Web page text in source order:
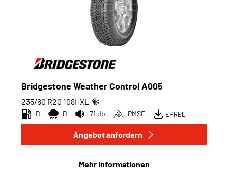
Bridgestone Weather Control A005
235/60 R20 108HXL
B B 71 db PMSF EPREL
Angebot anfordern
Mehr Informationen